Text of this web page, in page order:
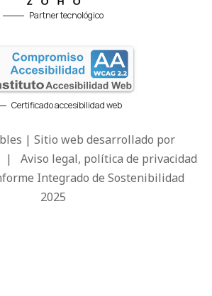
Partner tecnológico
Certificado accesibilidad web
| Sitio web desarrollado por
| Aviso legal, política de privacidad
Integrado de Sostenibilidad
2025